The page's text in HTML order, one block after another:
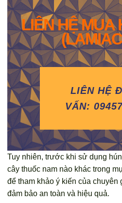
LIÊN HỆ MUA
LIÊN HỆ
VẤN:
Tuy nhiên, trước khi sử dụng
cây thuốc nam nào khác trong
để tham khảo ý kiến của chuyên
đảm bảo an toàn và hiệu quả.